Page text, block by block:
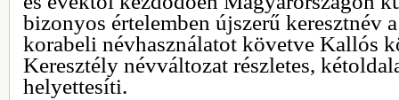
bizonyos értelemben újszerű keresztnév
korabeli névhasználatot követve Kallós
Keresztély névváltozat részletes,
helyettesíti.